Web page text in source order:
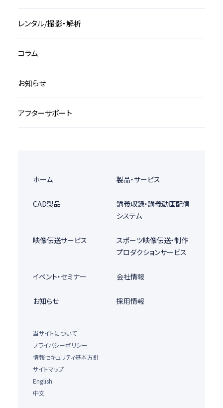
レンタル/撮影・解析
コラム
お知らせ
アフターサポート
ホーム 製品・サービス
CAD製品
講義収録・講義動画配信
システム
映像伝送サービス
スポーツ映像伝送・制作
プロダクションサービス
イベント・セミナー 会社情報
お知らせ 採用情報
当サイトについて
プライバシーポリシー
情報セキュリティ基本方針
サイトマップ
English
中文